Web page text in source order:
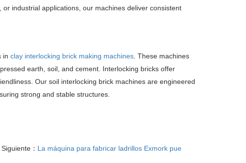
industrial applications, our machines deliver consistent
in clay interlocking brick making machines. These machines
earth, soil, and cement. Interlocking bricks offer
Our soil interlocking brick machines are engineered
strong and stable structures.
Siguiente： La máquina para fabricar ladrillos Exmork pue